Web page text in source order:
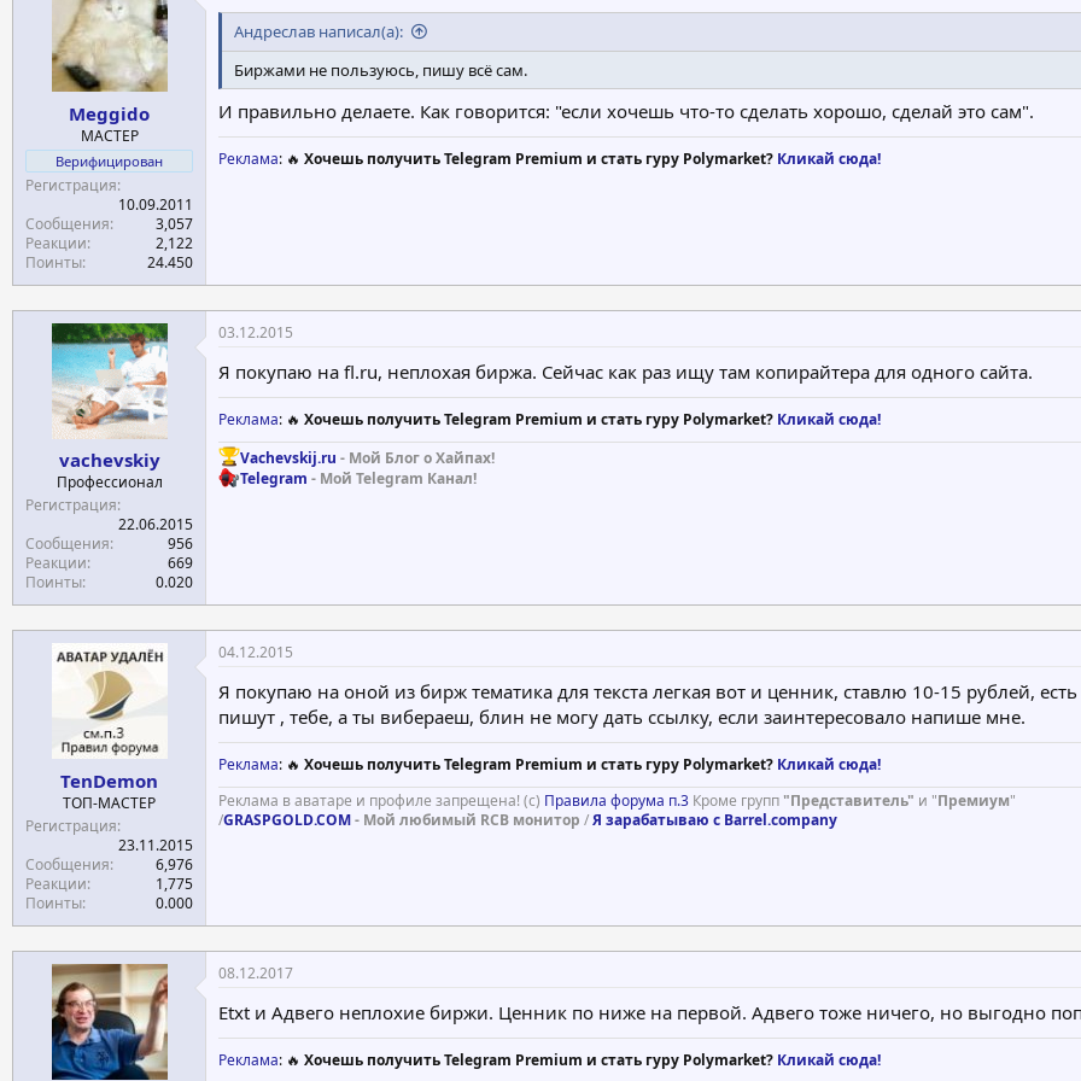
Meggido
МАСТЕР
Верифицирован
Регистрация
10.09.2011
Сообщения
3,057
Реакции
2,122
Поинты
24.450
Андреслав написал(а):
Биржами не пользуюсь, пишу всё сам.
И правильно делаете. Как говорится: "если хочешь что-то сделать хорошо, сделай это сам".
Реклама: 🔥 Хочешь получить Telegram Premium и стать гуру Polymarket? Кликай сюда!
vachevskiy
Профессионал
Регистрация
22.06.2015
Сообщения
956
Реакции
669
Поинты
0.020
03.12.2015
Я покупаю на fl.ru, неплохая биржа. Сейчас как раз ищу там копирайтера для одного сайта.
Реклама: 🔥 Хочешь получить Telegram Premium и стать гуру Polymarket? Кликай сюда!
Vachevskij.ru - Мой Блог о Хайпах!
Telegram - Мой Telegram Канал!
TenDemon
ТОП-МАСТЕР
Регистрация
23.11.2015
Сообщения
6,976
Реакции
1,775
Поинты
0.000
04.12.2015
Я покупаю на оной из бирж тематика для текста легкая вот и ценник, ставлю 10-15 рублей,
пишут , тебе, а ты вибераеш, блин не могу дать ссылку, если заинтересовало напише мне.
Реклама: 🔥 Хочешь получить Telegram Premium и стать гуру Polymarket? Кликай сюда!
Реклама в аватаре и профиле запрещена! (с) Правила форума п.3 Кроме групп "Представитель" и "Премиум"
/GRASPGOLD.COM- Мой любимый RCB монитор /Я зарабатываю с Barrel.company
08.12.2017
Etxt и Адвего неплохие биржи. Ценник по ниже на первой. Адвего тоже ничего, но выгодно
Реклама: 🔥 Хочешь получить Telegram Premium и стать гуру Polymarket? Кликай сюда!